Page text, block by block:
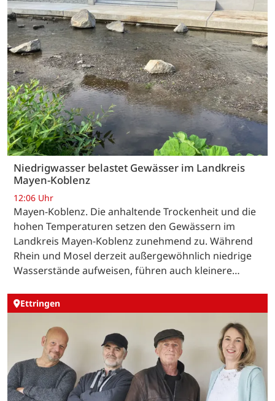
Niedrigwasser belastet Gewässer im Landkreis
Mayen-Koblenz
12:06 Uhr
Mayen-Koblenz. Die anhaltende Trockenheit und die
hohen Temperaturen setzen den Gewässern im
Landkreis Mayen-Koblenz zunehmend zu. Während
Rhein und Mosel derzeit außergewöhnlich niedrige
Wasserstände aufweisen, führen auch kleinere…
Ettringen